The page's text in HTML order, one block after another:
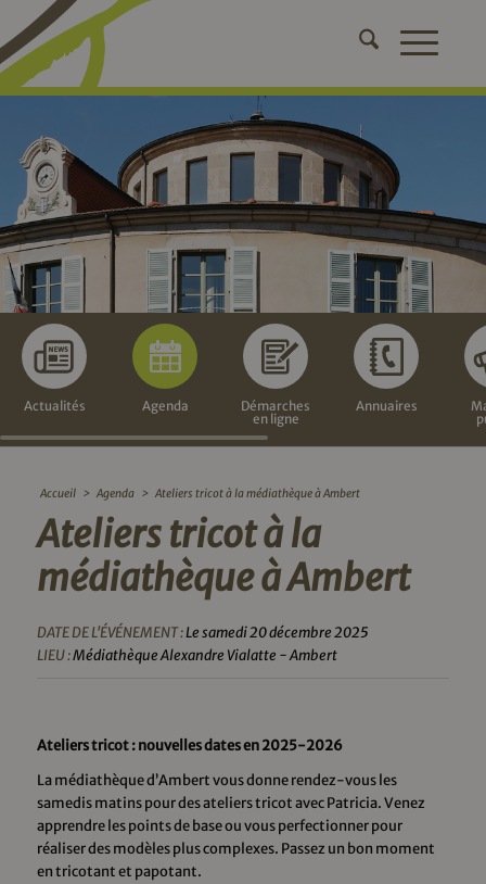
Actualités Agenda
Démarches
en ligne
Annuaires
Accueil > Agenda > Ateliers tricot à la médiathèque à Ambert
Ateliers tricot à la
médiathèque à Ambert
DATE DE L'ÉVÉNEMENT :Le samedi 20 décembre 2025
LIEU :Médiathèque Alexandre Vialatte - Ambert
Ateliers tricot : nouvelles dates en 2025-2026
La médiathèque d’Ambert vous donne rendez-vous les
samedis matins pour des ateliers tricot avec Patricia. Venez
apprendre les points de base ou vous perfectionner pour
réaliser des modèles plus complexes. Passez un bon moment
en tricotant et papotant.